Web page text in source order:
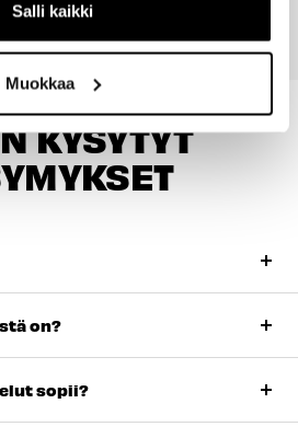
Salli kaikki
Muokkaa
KYSYTYT
on?
sopii?